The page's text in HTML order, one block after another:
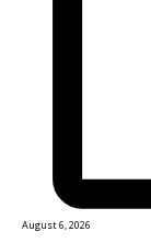
August 6, 2026